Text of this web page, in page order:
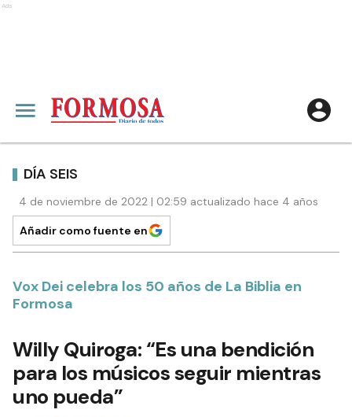
Ads
DÍA SEIS
4 de noviembre de 2022 | 02:59 actualizado hace 4 años
Añadir como fuente en
Vox Dei celebra los 50 años de La Biblia en
Formosa
Willy Quiroga: “Es una bendición
para los músicos seguir mientras
uno pueda”